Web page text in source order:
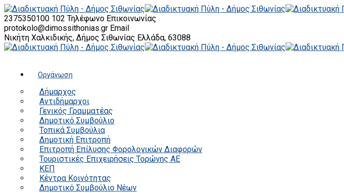
2375350100 102 Τηλέφωνο Επικοινωνίας
protokolo@dimossithonias.gr Email
Νικήτη Χαλκιδικής, Δήμος Σιθωνίας Ελλάδα, 63088
Οργάνωση
Δήμαρχος
Αντιδήμαρχοι
Γενικός Γραμματέας
Δημοτικό Συμβούλιο
Τοπικά Συμβούλια
Δημοτική Επιτροπή
Επιτροπή Επίλυσης Φορολογικών Διαφορών
Τουριστικές Επιχειρήσεις Τορώνης ΑΕ
ΚΕΠ
Κέντρα Κοινότητας
Δημοτικό Συμβούλιο Νέων